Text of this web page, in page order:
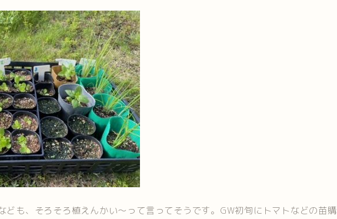
ども、そろそろ植えんかい～って言ってそうです。GW初旬にトマトなどの苗購